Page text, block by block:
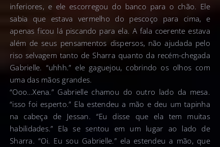
inferiores, e ele escorregou do banco para o chão. Ele
sabia que estava vermelho do pescoço para cima, e
apenas ficou lá piscando para ela. A fala coerente estava
além de seus pensamentos dispersos, não ajudada pelo
riso selvagem tanto de Sharra quanto da recém-chegada
Gabrielle. “uhhh.” ele gaguejou, cobrindo os olhos com
uma das mãos grandes.
“Ooo…Xena.” Gabrielle chamou do outro lado da mesa.
“isso foi esperto.” Ela estendeu a mão e deu um tapinha
na cabeça de Jessan. “Eu disse que ela tem muitas
habilidades.” Ela se sentou em um lugar ao lado de
Sharra. “Oi. Eu sou Gabrielle.” ela estendeu a mão, que